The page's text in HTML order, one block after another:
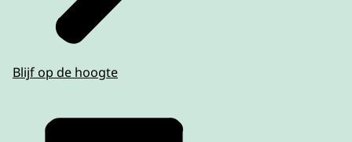
Blijf op de hoogte